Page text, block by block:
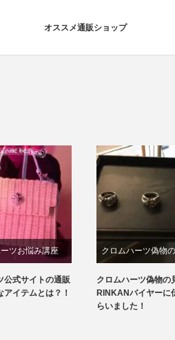
オススメ通販ショップ
ツお悩み講座
公式サイトの通販
アイテムとは？！
クロムハーツ偽物
クロムハーツ偽物の
RINKANバイヤーに
らいました！